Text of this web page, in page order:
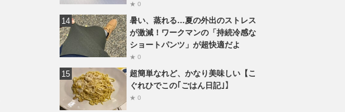
★ 0
暑い、蒸れる…夏の外出のストレス
が激減！ワークマンの「持続冷感な
ショートパンツ」が超快適だよ
★ 0
超簡単なれど、かなり美味しい【こ
ぐれひでこの｢ごはん日記｣】
★ 0